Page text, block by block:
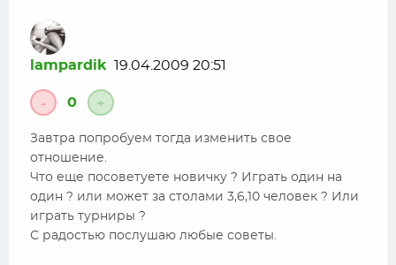
lampardik 19.04.2009 20:51
- 0 +
Завтра попробуем тогда изменить свое
отношение.
Что еще посоветуете новичку ? Играть один на
один ? или может за столами 3,6,10 человек ? Или
играть турниры ?
С радостью послушаю любые советы.